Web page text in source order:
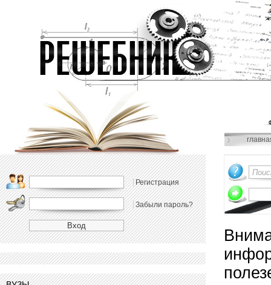
Регистрация
Забыли пароль?